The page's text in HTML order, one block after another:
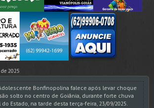
2025
Bonfinopolina falece após levar choque
solto no centro de Goiânia, durante forte chuva
Estado, na tarde desta terça-feira, 23/09/2025.